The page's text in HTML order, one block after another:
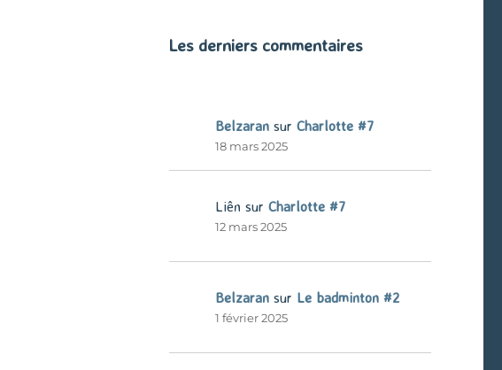
Les derniers commentaires
Belzaransur Charlotte #7
18 mars 2025
Liên sur Charlotte #7
12 mars 2025
Belzaransur Le badminton #2
1 février 2025